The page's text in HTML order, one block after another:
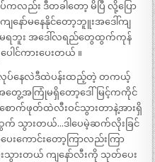
ည်း ဒီတခါတော့ မိပြီ လို့ပြော
ော်မနေနိုင်တော့ဘူူးအဒေါ်ကျ
မရဘူး အဒေါ်လရည်တွေထွက်ကုန်
င်ကားပေးတယ် ။
လုပ်နေလဲဒီထဲပန်းထည့်တဲ့ တကယ့်
အကြုံမရှိတော့ဒေါ်မြင့်ကကိုင်
စောက်ဖုတ်ထဲလီးဝင်သွားတာနဲ့အားရှိ
သွားတယ်…ဒါပေမဲ့ဆက်လိုးခြင်
းကောင်းတော့ကြာလည်းကြာ
းသွားတယ် ကျနော်လီးကို သုတ်ပေး